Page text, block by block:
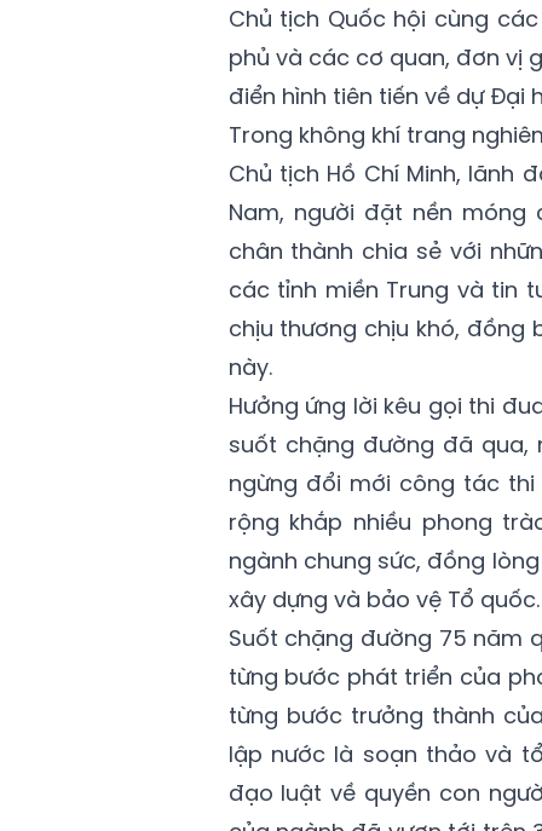
Chủ tịch Quốc hội cùng
phủ và các cơ quan, đơn vị
điển hình tiên tiến về dự Đại
Trong không khí trang
Chủ tịch Hồ Chí Minh, lãnh
Nam, người đặt nền móng
chân thành chia sẻ với
các tỉnh miền Trung và tin
chịu thương chịu khó, đồng
này.
Hưởng ứng lời kêu gọi thi
suốt chặng đường đã qua,
ngừng đổi mới công tác
rộng khắp nhiều phong
ngành chung sức, đồng
xây dựng và bảo vệ Tổ quốc.
Suốt chặng đường 75 năm
từng bước phát triển của
từng bước trưởng thành
lập nước là soạn thảo và
đạo luật về quyền con